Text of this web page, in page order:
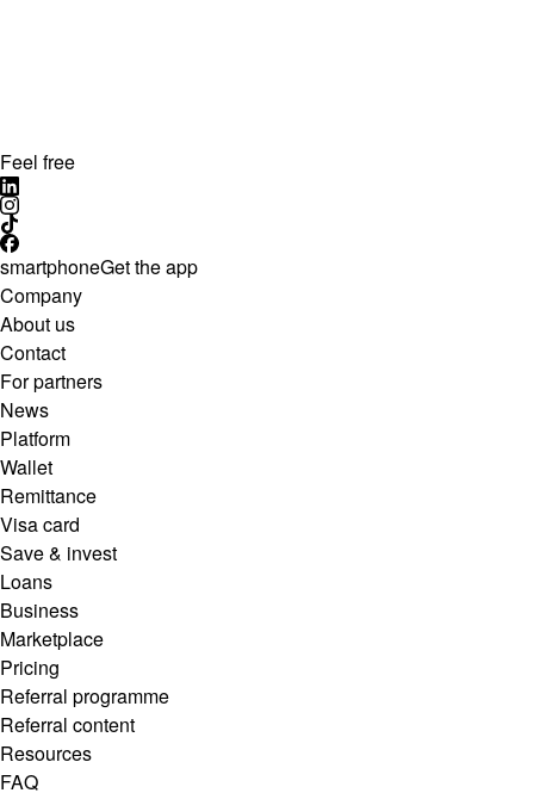
Feel free
smartphoneGet the app
Company
About us
Contact
For partners
News
Platform
Wallet
Remittance
Visa card
Save & invest
Loans
Business
Marketplace
Pricing
Referral programme
Referral content
Resources
FAQ